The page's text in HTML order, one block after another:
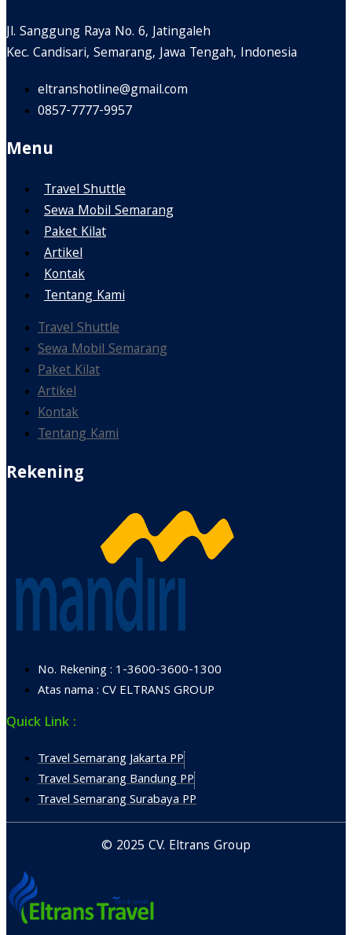
Jl. Sanggung Raya No. 6, Jatingaleh
Kec. Candisari, Semarang, Jawa Tengah, Indonesia
eltranshotline@gmail.com
0857-7777-9957
Menu
Travel Shuttle
Sewa Mobil Semarang
Paket Kilat
Artikel
Kontak
Tentang Kami
Travel Shuttle
Sewa Mobil Semarang
Paket Kilat
Artikel
Kontak
Tentang Kami
Rekening
No. Rekening : 1-3600-3600-1300
Atas nama : CV ELTRANS GROUP
Quick Link :
Travel Semarang Jakarta PP
Travel Semarang Bandung PP
Travel Semarang Surabaya PP
© 2025 CV. Eltrans Group